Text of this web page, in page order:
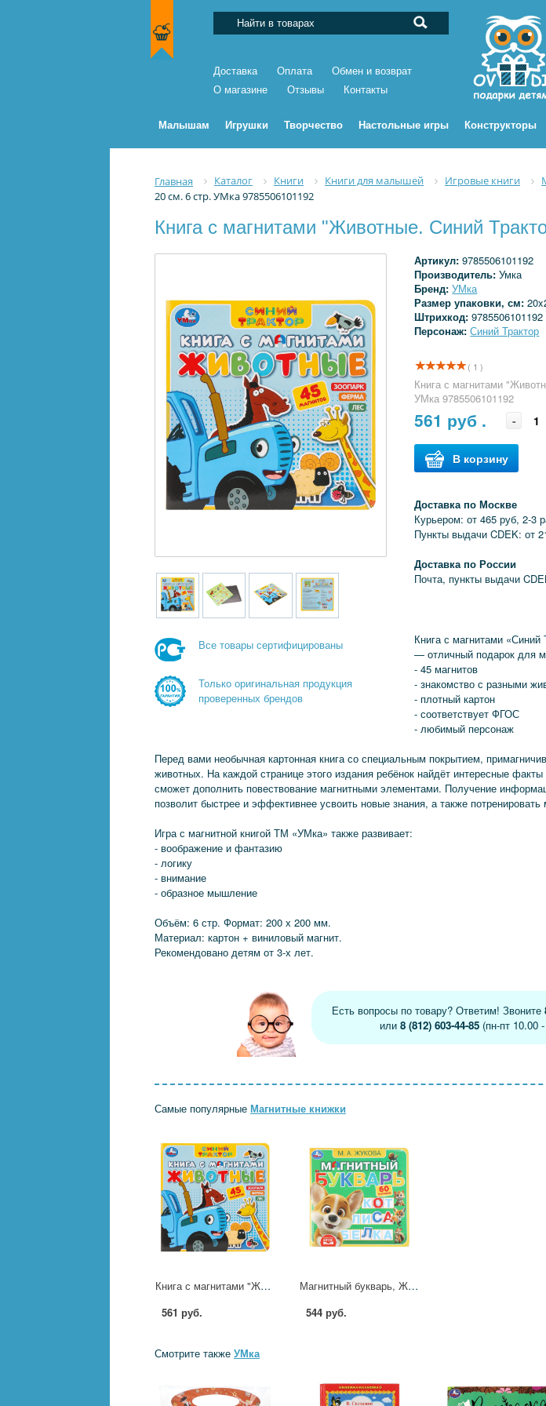
Доставка Оплата
Обмен и возврат
О магазине
Отзывы Контакты
Малышам Игрушки Творчество Настольные игры Конструкторы
Главная Каталог Книги Книги для малышей Игровые книги
20 см. 6 стр. УМка 9785506101192
Книга с магнитами "Животные. Синий
Все товары сертифицированы
Только оригинальная продукция
проверенных брендов
Артикул:9785506101192
Производитель:Умка
Бренд:УМка
Размер упаковки, см:
Штрихкод:9785506101192
Персонаж:Синий Трактор
( 1 )
Книга с магнитами
УМка 9785506101192
561 руб . -
В корзину
Доставка по Москве
Курьером: от 465 руб, 2-3
Пункты выдачи CDEK: от
Доставка по России
Почта, пункты выдачи
Книга с магнитами
— отличный подарок для
- 45 магнитов
- знакомство с разными
- плотный картон
- соответствует ФГОС
- любимый персонаж
Перед вами необычная картонная книга со специальным покрытием,
животных. На каждой странице этого издания ребёнок найдёт интересные
сможет дополнить повествование магнитными элементами. Получение
позволит быстрее и эффективнее усвоить новые знания, а также
Игра с магнитной книгой ТМ «УМка» также развивает:
- воображение и фантазию
- логику
- внимание
- образное мышление
Объём: 6 стр. Формат: 200 х 200 мм.
Материал: картон + виниловый магнит.
Рекомендовано детям от 3-х лет.
Есть вопросы по товару? Ответим! Звоните
или 8 (812) 603-44-85(пн-пт 10.00
Самые популярные Магнитные книжки
Книга с магнитами "Животные. Синий Трактор", 20 см. 6 стр. УМка 9785506101192
561 руб.
Магнитный букварь, Жукова М.А. 6 стр. УМка 9785506101185
544 руб.
Смотрите также УМка